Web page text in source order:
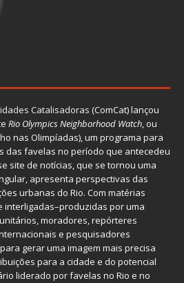
Catalisadoras (ComCat) lançou
Rio Olympics Neighborhood Watch, ou
nas Olimpíadas), um programa para
das favelas no período que antecedeu
site de notícias, que se tornou uma
apresenta perspectivas das
urbanas do Rio. Com matérias
por uma
moradores, repórteres
e pesquisadores
gerar uma imagem mais precisa
para a cidade e do potencial
liderado por favelas no Rio e no